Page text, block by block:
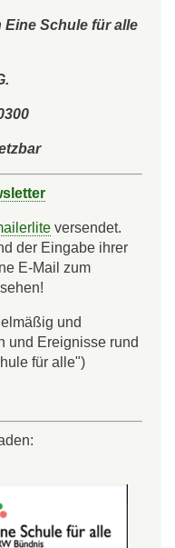
Eine Schule für alle
versendet.
der Eingabe ihrer
E-Mail zum
und
und Ereignisse rund
für alle")